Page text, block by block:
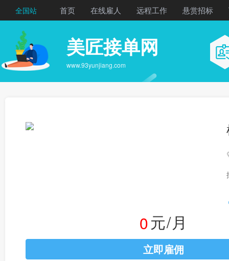
全国站 首页 在线雇人 远程工作 悬赏招标
美匠接单网
www.93yunjiang.com
0元/月
立即雇佣